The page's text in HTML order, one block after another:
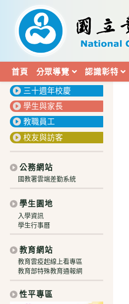
內
首頁 分眾導覽 認識彰特
:::
三十週年校慶
學生與家長
教職員工
校友與訪客
公務網站
國教署雲端差勤系統
學生園地
入學資訊
學生行事曆
教育網站
教育雲疫起線上看專區
教育部特殊教育通報網
性平專區